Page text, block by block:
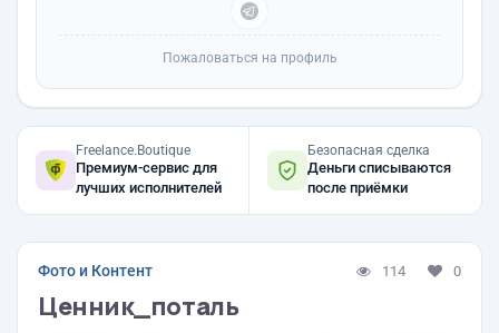
Пожаловаться на профиль
Freelance.Boutique
Премиум-сервис для
лучших исполнителей
Безопасная сделка
Деньги списываются
после приёмки
Фото и Контент 114 0
Ценник_поталь